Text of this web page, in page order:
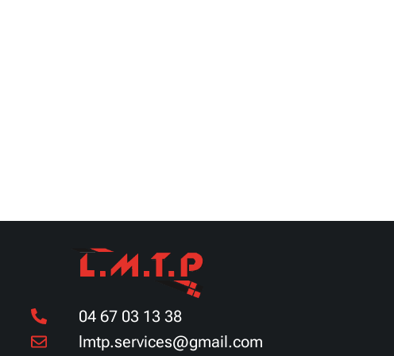
04 67 03 13 38
lmtp.services@gmail.com